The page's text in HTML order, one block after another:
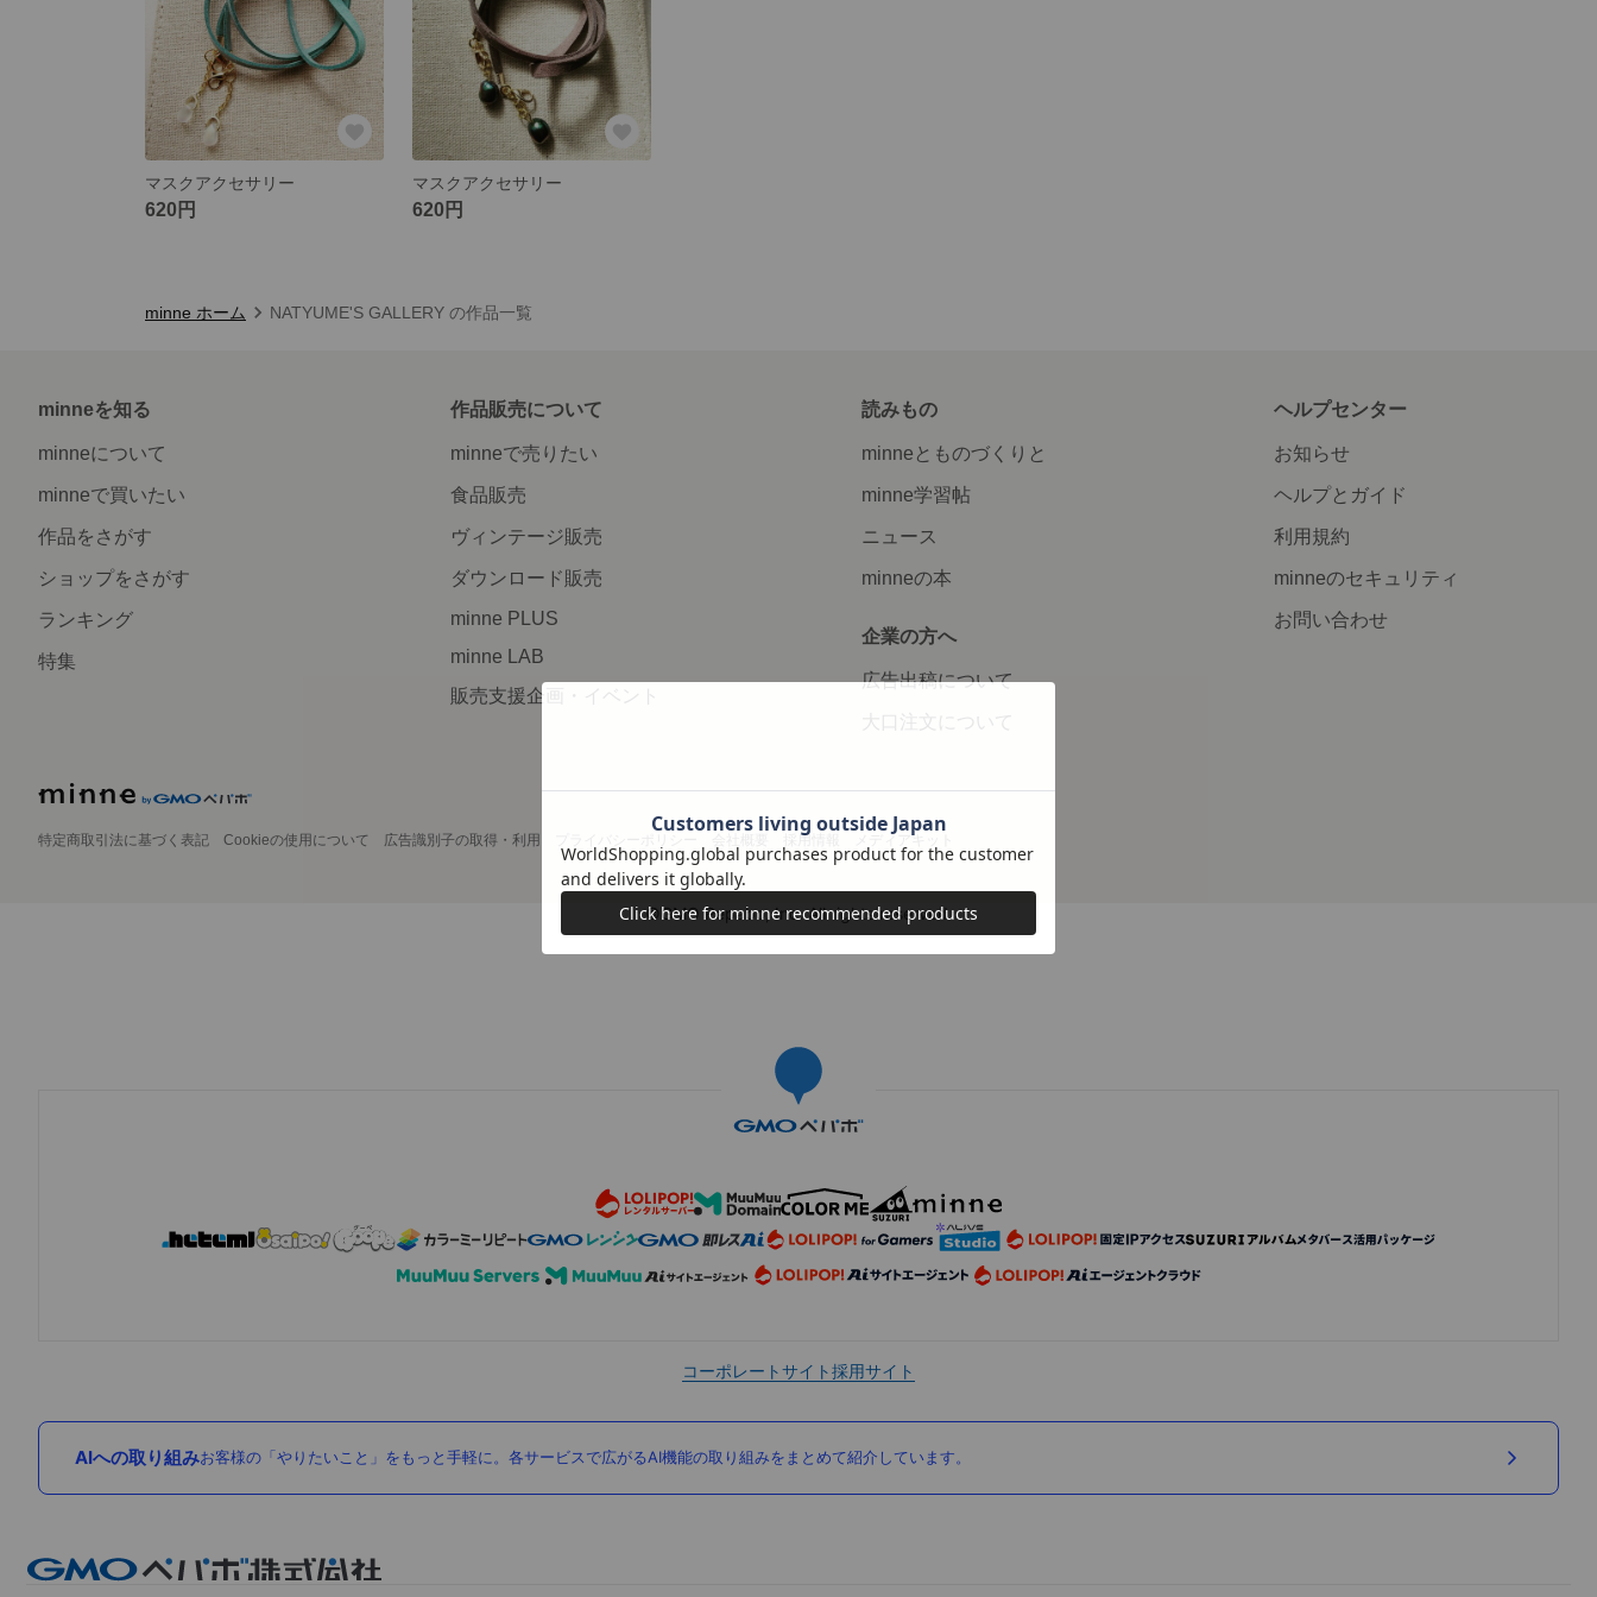
マスクアクセサリー
620円
マスクアクセサリー
620円
minne ホーム NATYUME'S GALLERY の作品一覧
minneを知る
minneについて
minneで買いたい
作品をさがす
ショップをさがす
ランキング
特集
作品販売について
minneで売りたい
食品販売
ヴィンテージ販売
ダウンロード販売
minne PLUS
minne LAB
販売支援企画・イベント
読みもの
minneとものづくりと
minne学習帖
ニュース
minneの本
企業の方へ
広告出稿について
大口注文について
ヘルプセンター
お知らせ
ヘルプとガイド
利用規約
minneのセキュリティ
お問い合わせ
特定商取引法に基づく表記 Cookieの使用について 広告識別子の取得・利用 採用情報 メディアキット
©GMO Pepabo, Inc. All rights reserved.
コーポレートサイト採用サイト
AIへの取り組みお客様の「やりたいこと」をもっと手軽に。各サービスで広がるAI機能の取り組みをまとめて紹介しています。